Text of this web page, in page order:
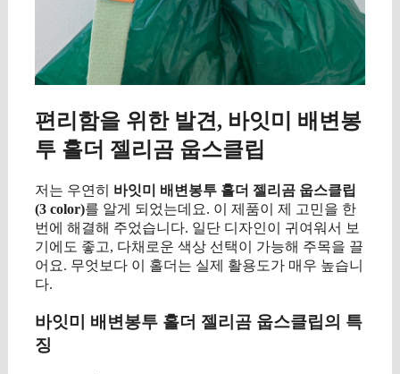
편리함을 위한 발견, 바잇미 배변봉
투 홀더 젤리곰 웁스클립
저는 우연히 바잇미 배변봉투 홀더 젤리곰 웁스클립
(3 color)를 알게 되었는데요. 이 제품이 제 고민을 한
번에 해결해 주었습니다. 일단 디자인이 귀여워서 보
기에도 좋고, 다채로운 색상 선택이 가능해 주목을 끌
어요. 무엇보다 이 홀더는 실제 활용도가 매우 높습니
다.
바잇미 배변봉투 홀더 젤리곰 웁스클립의 특
징